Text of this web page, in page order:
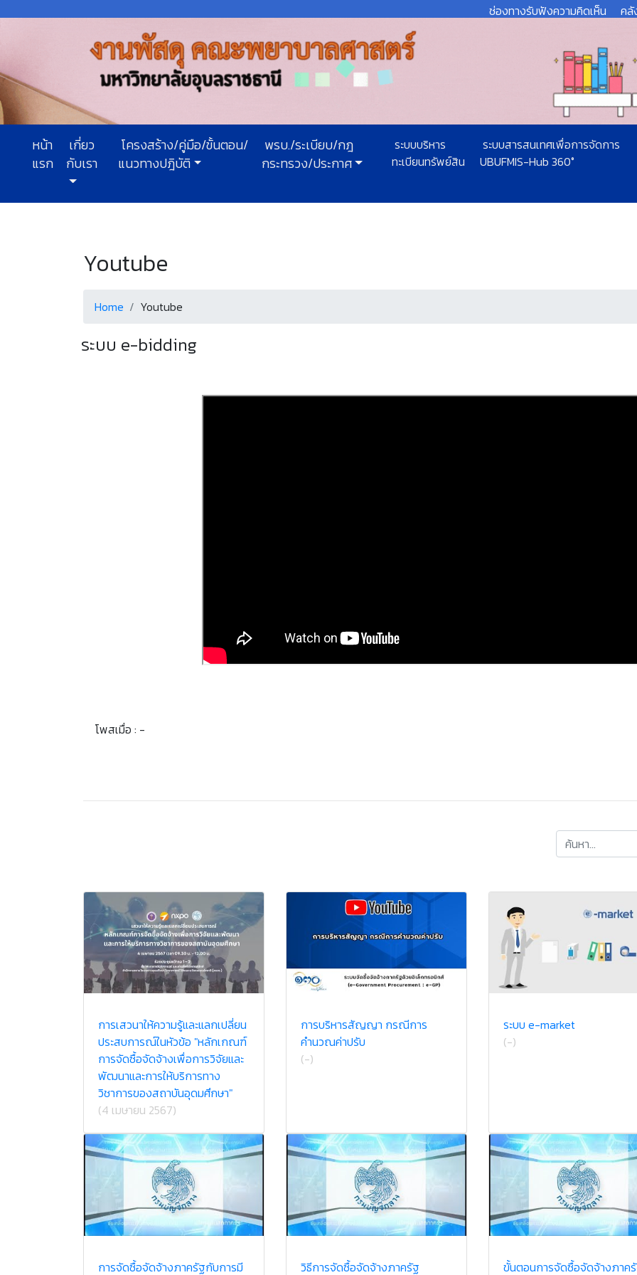
ช่องทางรับฟังความคิดเห็น คลั
หน้า
แรก
เกี่ยว
กับเรา
โครงสร้าง/คู่มือ/ขั้นตอน/
แนวทางปฎิบัติ
พรบ./ระเบียบ/กฎ
กระทรวง/ประกาศ
ระบบบริหาร
ทะเบียนทรัพย์สิน
ระบบสารสนเทศเพื่อการจัดการ
UBUFMIS-Hub 360°
Youtube
Home Youtube
ระบบ e-bidding
โพสเมื่อ : -
การเสวนาให้ความรู้และแลกเปลี่ยน
ประสบการณ์ในหัวข้อ "หลักเกณฑ์
การจัดซื้อจัดจ้างเพื่อการวิจัยและ
พัฒนาและการให้บริการทาง
วิชาการของสถาบันอุดมศึกษา"
(4 เมษายน 2567)
การบริหารสัญญา กรณีการ
คำนวณค่าปรับ
(-)
ระบบ e-market
(-)
การจัดซื้อจัดจ้างภาครัฐกับการมี วิธีการจัดซื้อจัดจ้างภาครัฐ ขั้นตอนการจัดซื้อจัดจ้างภาค